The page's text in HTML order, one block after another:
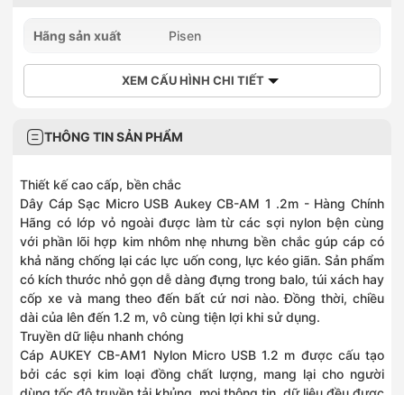
Hãng sản xuất Pisen
XEM CẤU HÌNH CHI TIẾT
THÔNG TIN SẢN PHẨM
Thiết kế cao cấp, bền chắc
Dây Cáp Sạc Micro USB Aukey CB-AM 1 .2m - Hàng Chính
Hãng có lớp vỏ ngoài được làm từ các sợi nylon bện cùng
với phần lõi hợp kim nhôm nhẹ nhưng bền chắc gúp cáp có
khả năng chống lại các lực uốn cong, lực kéo giãn. Sản phẩm
có kích thước nhỏ gọn dễ dàng đựng trong balo, túi xách hay
cốp xe và mang theo đến bất cứ nơi nào. Đồng thời, chiều
dài của lên đến 1.2 m, vô cùng tiện lợi khi sử dụng.
Truyền dữ liệu nhanh chóng
Cáp AUKEY CB-AM1 Nylon Micro USB 1.2 m được cấu tạo
bởi các sợi kim loại đồng chất lượng, mang lại cho người